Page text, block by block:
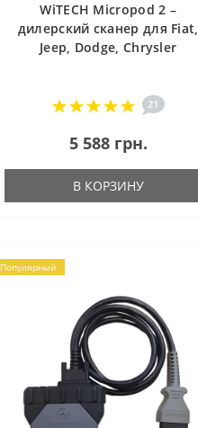
WiTECH Micropod 2 –
дилерский сканер для Fiat,
Jeep, Dodge, Chrysler
21
5 588 грн.
В КОРЗИНУ
Популярный